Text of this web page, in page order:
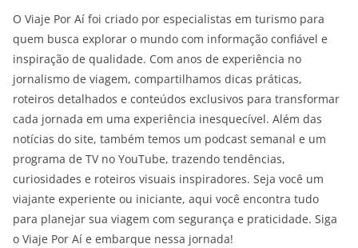
O Viaje Por Aí foi criado por especialistas em turismo para
quem busca explorar o mundo com informação confiável e
inspiração de qualidade. Com anos de experiência no
jornalismo de viagem, compartilhamos dicas práticas,
roteiros detalhados e conteúdos exclusivos para transformar
cada jornada em uma experiência inesquecível. Além das
notícias do site, também temos um podcast semanal e um
programa de TV no YouTube, trazendo tendências,
curiosidades e roteiros visuais inspiradores. Seja você um
viajante experiente ou iniciante, aqui você encontra tudo
para planejar sua viagem com segurança e praticidade. Siga
o Viaje Por Aí e embarque nessa jornada!